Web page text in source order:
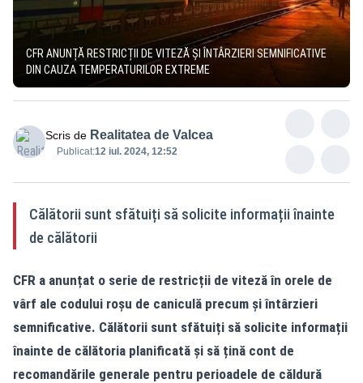
CFR ANUNȚĂ RESTRICȚII DE VITEZĂ ȘI ÎNTÂRZIERI SEMNIFICATIVE
DIN CAUZA TEMPERATURILOR EXTREME
Scris de Realitatea de Valcea
Publicat:12 iul. 2024, 12:52
Călătorii sunt sfătuiți să solicite informații înainte
de călătorii
CFR a anunțat o serie de restricții de viteză în orele de
vârf ale codului roșu de caniculă precum și întârzieri
semnificative. Călătorii sunt sfătuiți să solicite informații
înainte de călătoria planificată și să țină cont de
recomandările generale pentru perioadele de căldură